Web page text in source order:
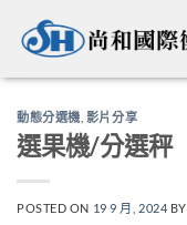
動態分選機 影片分享
選果機/分選秤
POSTED ON 19 9 月, 2024 BY